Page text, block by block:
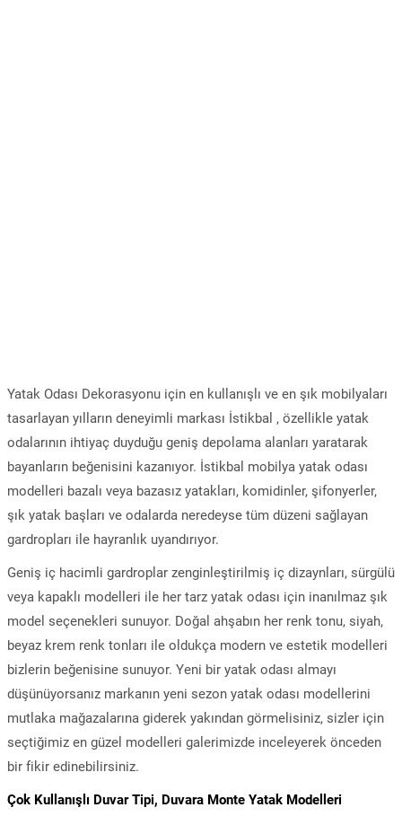
Yatak Odası Dekorasyonu için en kullanışlı ve en şık mobilyaları
tasarlayan yılların deneyimli markası İstikbal , özellikle yatak
odalarının ihtiyaç duyduğu geniş depolama alanları yaratarak
bayanların beğenisini kazanıyor. İstikbal mobilya yatak odası
modelleri bazalı veya bazasız yatakları, komidinler, şifonyerler,
şık yatak başları ve odalarda neredeyse tüm düzeni sağlayan
gardropları ile hayranlık uyandırıyor.
Geniş iç hacimli gardroplar zenginleştirilmiş iç dizaynları, sürgülü
veya kapaklı modelleri ile her tarz yatak odası için inanılmaz şık
model seçenekleri sunuyor. Doğal ahşabın her renk tonu, siyah,
beyaz krem renk tonları ile oldukça modern ve estetik modelleri
bizlerin beğenisine sunuyor. Yeni bir yatak odası almayı
düşünüyorsanız markanın yeni sezon yatak odası modellerini
mutlaka mağazalarına giderek yakından görmelisiniz, sizler için
seçtiğimiz en güzel modelleri galerimizde inceleyerek önceden
bir fikir edinebilirsiniz.
Çok Kullanışlı Duvar Tipi, Duvara Monte Yatak Modelleri